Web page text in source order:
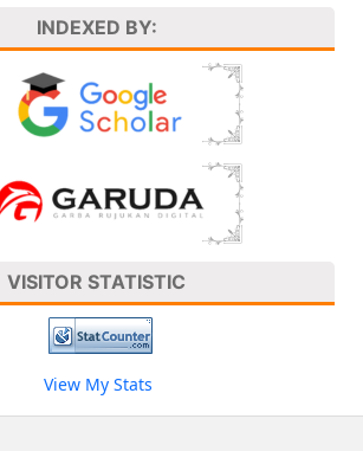
INDEXED BY:
VISITOR STATISTIC
View My Stats